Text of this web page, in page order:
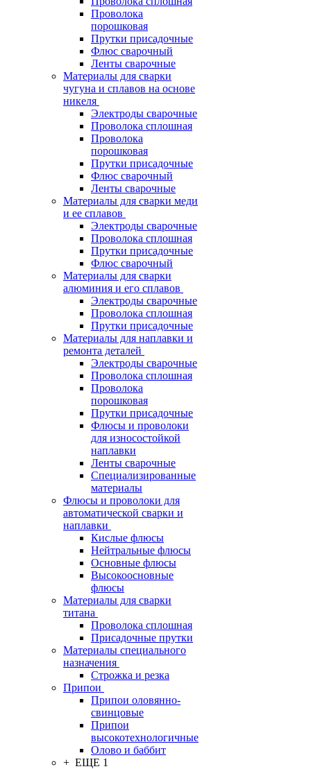
Проволока
порошковая
Прутки присадочные
Флюс сварочный
Ленты сварочные
Материалы для сварки
чугуна и сплавов на основе
никеля
Электроды сварочные
Проволока сплошная
Проволока
порошковая
Прутки присадочные
Флюс сварочный
Ленты сварочные
Материалы для сварки меди
и ее сплавов
Электроды сварочные
Проволока сплошная
Прутки присадочные
Флюс сварочный
Материалы для сварки
алюминия и его сплавов
Электроды сварочные
Проволока сплошная
Прутки присадочные
Материалы для наплавки и
ремонта деталей
Электроды сварочные
Проволока сплошная
Проволока
порошковая
Прутки присадочные
Флюсы и проволоки
для износостойкой
наплавки
Ленты сварочные
Специализированные
материалы
Флюсы и проволоки для
автоматической сварки и
наплавки
Кислые флюсы
Нейтральные флюсы
Основные флюсы
Высокоосновные
флюсы
Материалы для сварки
титана
Проволока сплошная
Присадочные прутки
Материалы специального
назначения
Строжка и резка
Припои
Припои оловянно-
свинцовые
Припои
высокотехнологичные
Олово и баббит
+ ЕЩЕ 1